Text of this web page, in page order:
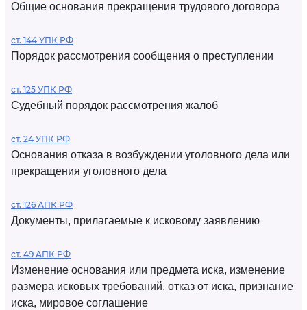
Общие основания прекращения трудового договора
ст. 144 УПК РФ
Порядок рассмотрения сообщения о преступлении
ст. 125 УПК РФ
Судебный порядок рассмотрения жалоб
ст. 24 УПК РФ
Основания отказа в возбуждении уголовного дела или
прекращения уголовного дела
ст. 126 АПК РФ
Документы, прилагаемые к исковому заявлению
ст. 49 АПК РФ
Изменение основания или предмета иска, изменение
размера исковых требований, отказ от иска, признание
иска, мировое соглашение